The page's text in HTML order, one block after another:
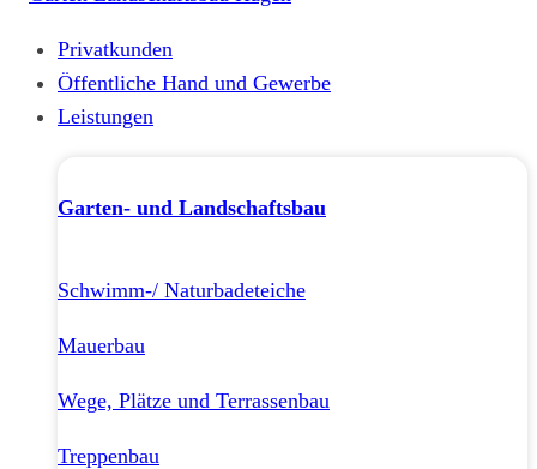
Privatkunden
Öffentliche Hand und Gewerbe
Leistungen
Garten- und Landschaftsbau
Schwimm-/ Naturbadeteiche
Mauerbau
Wege, Plätze und Terrassenbau
Treppenbau